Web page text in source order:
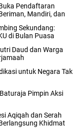
Pendaftaran
Mandiri, dan
Sekundang:
di Bulan Puasa
Daud dan Warga
untuk Negara Tak
Pimpin Aksi
Aqiqah dan Serah
Khidmat